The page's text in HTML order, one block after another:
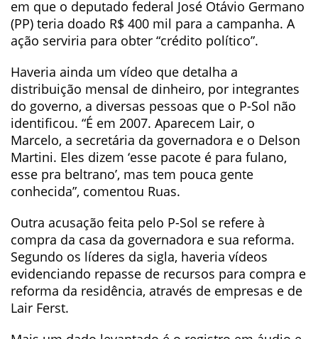
em que o deputado federal José Otávio Germano
(PP) teria doado R$ 400 mil para a campanha. A
ação serviria para obter “crédito político”.
Haveria ainda um vídeo que detalha a
distribuição mensal de dinheiro, por integrantes
do governo, a diversas pessoas que o P-Sol não
identificou. “É em 2007. Aparecem Lair, o
Marcelo, a secretária da governadora e o Delson
Martini. Eles dizem ‘esse pacote é para fulano,
esse pra beltrano’, mas tem pouca gente
conhecida”, comentou Ruas.
Outra acusação feita pelo P-Sol se refere à
compra da casa da governadora e sua reforma.
Segundo os líderes da sigla, haveria vídeos
evidenciando repasse de recursos para compra e
reforma da residência, através de empresas e de
Lair Ferst.